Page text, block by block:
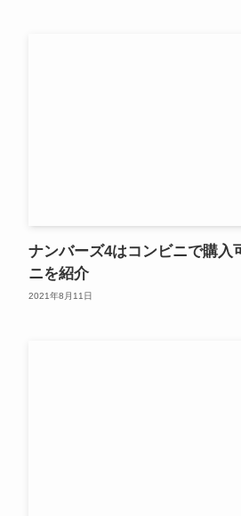
ナンバーズ4はコンビニで購入
ニを紹介
2021年8月11日